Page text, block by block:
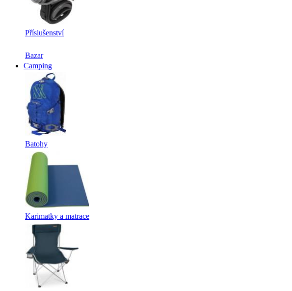
Příslušenství
Bazar
Camping
Batohy
Karimatky a matrace